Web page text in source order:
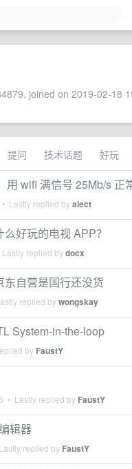
joined on 2019-02-18
提问 技术话题 好玩
wifi 满信号 25Mb/s 正
• Lastly replied byalect
好玩的电视 APP？
Lastly replied bydocx
自营是国行还没货
replied bywongskay
System-in-the-loop
by FaustY
• Lastly replied by FaustY
辑器
replied by FaustY